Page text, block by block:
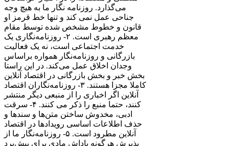
می‌گذارد. روزنامه نگار ما به هیچ وجه
جناحی عمل نمی کند و تنها خط قرمز او
قانون و خطوط مشخص شده توسط مقام
معظم رهبری است. ۲- روزنامه‌نگاری یک
خدمت اجتماعی است، نه یک فعالیت
بازرگانی و روزنامه‌نگار همواره براساس
وجدان اخلاق عمل می‌کند. در این راستا
بخش خبر و بخش بازرگانی در اقتصاد آنلاین
کاملا مجزا هستند. ۳- روزنامه‌نگاران اقتصاد
آنلاین اگر اخباری را از منبعی دیگر منتشر
کنند، حتما منبع را ذکر می کنند. ۴- سرقت
ادبی، مخدوش ساختن متن‌ها و سندها و
حذف اطلاعات اساسی رویدادها در اقتصاد
آنلاین مطرود است. ۵- روزنامه‌نگار ما از
پذیرش هرگونه پاداش مادی برای پیش‌برد